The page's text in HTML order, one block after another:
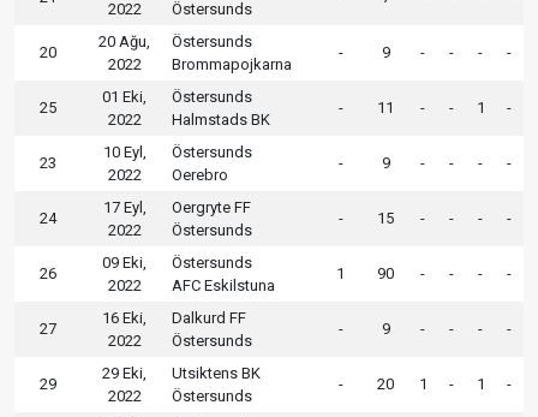
2022
Östersunds
20
20 Ağu,
2022
Östersunds
Brommapojkarna
- 9 - - - -
25
01 Eki,
2022
Östersunds
Halmstads BK
- 11 - - 1 -
23
10 Eyl,
2022
Östersunds
Oerebro
- 9 - - - -
24
17 Eyl,
2022
Oergryte FF
Östersunds
- 15 - - - -
26
09 Eki,
2022
Östersunds
AFC Eskilstuna
1 90 - - - -
27
16 Eki,
2022
Dalkurd FF
Östersunds
- 9 - - - -
29
29 Eki,
2022
Utsiktens BK
Östersunds
- 20 1 - 1 -